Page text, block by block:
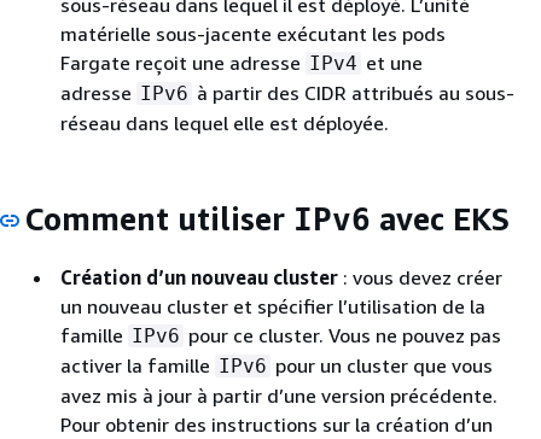
sous-réseau dans lequel il est déployé. L’unité
matérielle sous-jacente exécutant les pods
Fargate reçoit une adresse IPv4 et une
adresse IPv6 à partir des CIDR attribués au sous-
réseau dans lequel elle est déployée.
Comment utiliser IPv6 avec EKS
Création d’un nouveau cluster : vous devez créer
un nouveau cluster et spécifier l’utilisation de la
famille IPv6 pour ce cluster. Vous ne pouvez pas
activer la famille IPv6 pour un cluster que vous
avez mis à jour à partir d’une version précédente.
Pour obtenir des instructions sur la création d’un